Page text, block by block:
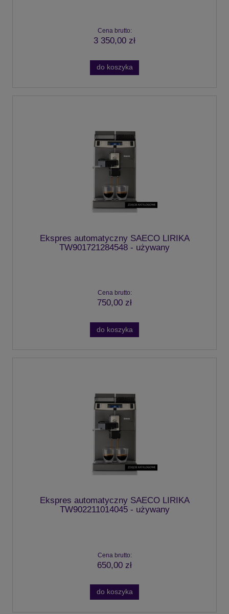
Cena brutto:
3 350,00 zł
do koszyka
Ekspres automatyczny SAECO LIRIKA
TW901721284548 - używany
Cena brutto:
750,00 zł
do koszyka
Ekspres automatyczny SAECO LIRIKA
TW902211014045 - używany
Cena brutto:
650,00 zł
do koszyka